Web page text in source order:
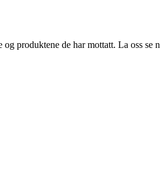
produktene de har mottatt. La oss se